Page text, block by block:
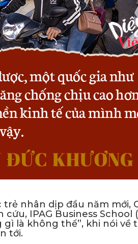
trẻ nhân dịp đầu năm mới,
IPAG Business
là không thể”, khi nói về
tới.